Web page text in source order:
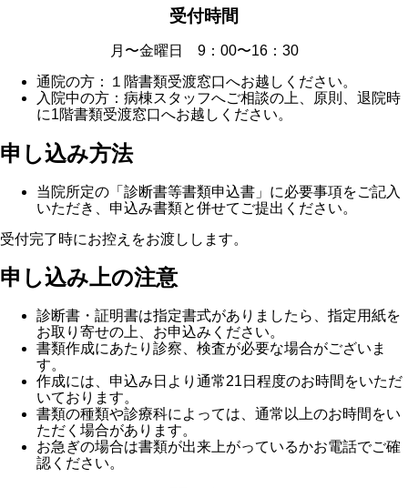
受付時間
月〜金曜日 9：00〜16：30
通院の方：１階書類受渡窓口へお越しください。
入院中の方：病棟スタッフへご相談の上、原則、退院時
に1階書類受渡窓口へお越しください。
申し込み方法
当院所定の「診断書等書類申込書」に必要事項をご記入
いただき、申込み書類と併せてご提出ください。
受付完了時にお控えをお渡しします。
申し込み上の注意
診断書・証明書は指定書式がありましたら、指定用紙を
お取り寄せの上、お申込みください。
書類作成にあたり診察、検査が必要な場合がございま
す。
作成には、申込み日より通常21日程度のお時間をいただ
いております。
書類の種類や診療科によっては、通常以上のお時間をい
ただく場合があります。
お急ぎの場合は書類が出来上がっているかお電話でご確
認ください。